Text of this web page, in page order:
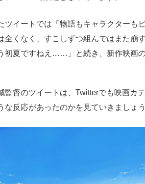
イートでは「物語もキャラクターも
全くなく、すこしずつ組んではまた崩
初夏ですねえ……」と続き、新作映画
督のツイートは、Twitterでも映画カ
な反応があったのかを見ていきましょう